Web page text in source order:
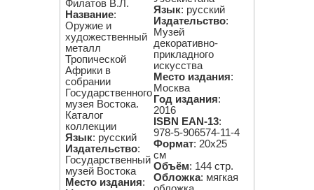
Филатов В.Л.
Название:
Оружие и
художественный
металл
Тропической
Африки в
собрании
Государственного
музея Востока.
Каталог
коллекции
Язык: русский
Издательство:
Государственный
музей Востока
Место издания:
Язык: русский
Издательство:
Музей
декоративно-
прикладного
искусства
Место издания:
Москва
Год издания:
2016
ISBN EAN-13:
978-5-906574-11-4
Формат: 20х25
см
Объём: 144 стр.
Обложка: мягкая